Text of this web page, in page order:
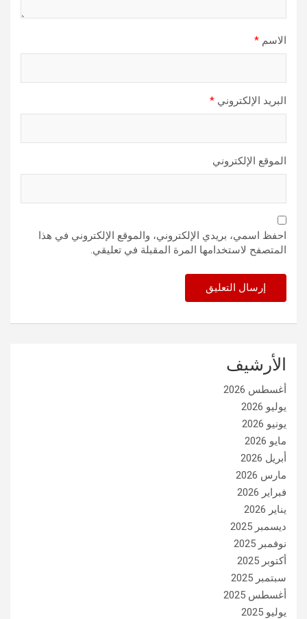
الاسم *
البريد الإلكتروني *
الموقع الإلكتروني
احفظ اسمي، بريدي الإلكتروني، والموقع الإلكتروني في هذا
المتصفح لاستخدامها المرة المقبلة في تعليقي.
الأرشيف
أغسطس 2026
يوليو 2026
يونيو 2026
مايو 2026
أبريل 2026
مارس 2026
فبراير 2026
يناير 2026
ديسمبر 2025
نوفمبر 2025
أكتوبر 2025
سبتمبر 2025
أغسطس 2025
يوليو 2025